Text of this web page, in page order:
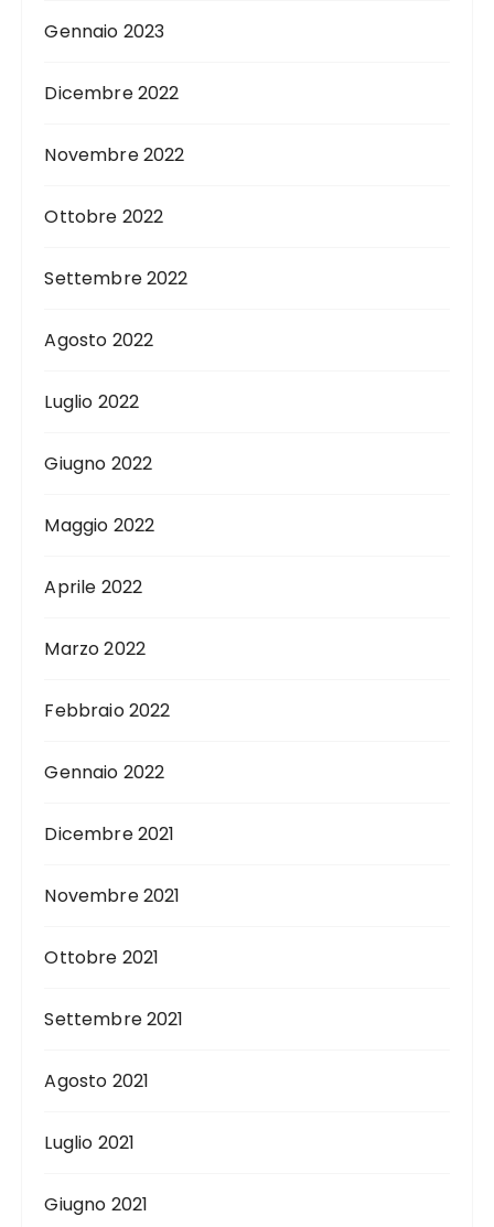
Gennaio 2023
Dicembre 2022
Novembre 2022
Ottobre 2022
Settembre 2022
Agosto 2022
Luglio 2022
Giugno 2022
Maggio 2022
Aprile 2022
Marzo 2022
Febbraio 2022
Gennaio 2022
Dicembre 2021
Novembre 2021
Ottobre 2021
Settembre 2021
Agosto 2021
Luglio 2021
Giugno 2021